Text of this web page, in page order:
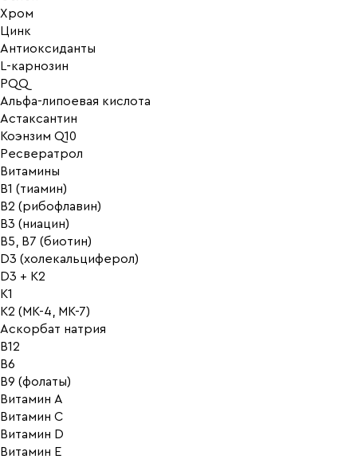
Хром
Цинк
Антиоксиданты
L-карнозин
PQQ
Альфа-липоевая кислота
Астаксантин
Коэнзим Q10
Ресвератрол
Витамины
B1 (тиамин)
B2 (рибофлавин)
B3 (ниацин)
B5, B7 (биотин)
D3 (холекальциферол)
D3 + K2
K1
K2 (MK-4, MK-7)
Аскорбат натрия
В12
В6
В9 (фолаты)
Витамин A
Витамин C
Витамин D
Витамин E